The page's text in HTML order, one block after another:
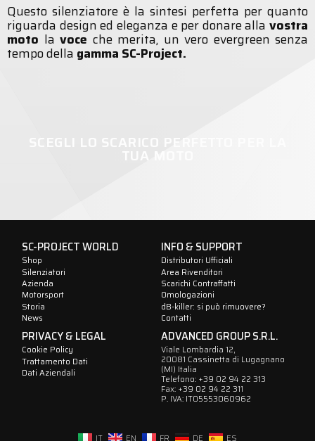
Questo silenziatore è la sintesi perfetta per quanto
riguarda design ed eleganza e per donare alla vostra
moto la voce che merita, un vero evergreen senza
tempo della gamma SC-Project.
SCEGLI LO SCARICO PERFETTO PER LA
SC-PROJECT WORLD
Shop
Silenziatori
Azienda
Motorsport
Storia
News
INFO & SUPPORT
Distributori Ufficiali
Area Rivenditori
Scarichi Contraffatti
Omologazioni
dB-killer: si può rimuovere?
Contatti
PRIVACY & LEGAL
Cookie Policy
Trattamento Dati
Dati Aziendali
ADVANCED GROUP S.R.L.
Viale Lombardia 12,
20081 Cassinetta di Lugagnano
(MI) Italia
Telefono: +39 02 94 22 313
Fax: +39 02 94 22 311
P. IVA: IT05553060962
IT EN FR DE ES